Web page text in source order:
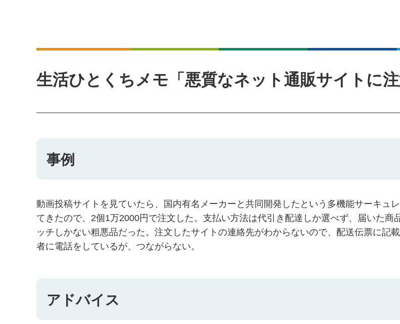
生活ひとくちメモ「悪質なネット通販サイトに注
事例
動画投稿サイトを見ていたら、国内有名メーカーと共同開発したという多機能サーキュ
てきたので、2個1万2000円で注文した。支払い方法は代引き配達しか選べず、届いた商
ッチしかない粗悪品だった。注文したサイトの連絡先がわからないので、配送伝票に記
者に電話をしているが、つながらない。
アドバイス